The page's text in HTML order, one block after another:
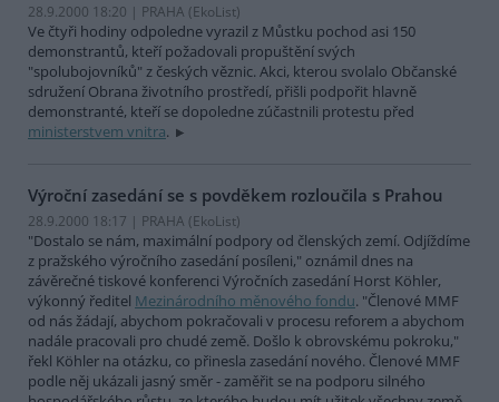
28.9.2000 18:20 | PRAHA (EkoList)
Ve čtyři hodiny odpoledne vyrazil z Můstku pochod asi 150
demonstrantů, kteří požadovali propuštění svých
"spolubojovníků" z českých věznic. Akci, kterou svolalo Občanské
sdružení Obrana životního prostředí, přišli podpořit hlavně
demonstranté, kteří se dopoledne zúčastnili protestu před
ministerstvem vnitra.
Výroční zasedání se s povděkem rozloučila s Prahou
28.9.2000 18:17 | PRAHA (EkoList)
"Dostalo se nám, maximální podpory od členských zemí. Odjíždíme
z pražského výročního zasedání posíleni," oznámil dnes na
závěrečné tiskové konferenci Výročních zasedání Horst Köhler,
výkonný ředitel Mezinárodního měnového fondu. "Členové MMF
od nás žádají, abychom pokračovali v procesu reforem a abychom
nadále pracovali pro chudé země. Došlo k obrovskému pokroku,"
řekl Köhler na otázku, co přinesla zasedání nového. Členové MMF
podle něj ukázali jasný směr - zaměřit se na podporu silného